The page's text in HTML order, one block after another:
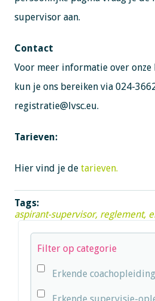
supervisor aan.
Contact
Voor meer informatie over
kun je ons bereiken via 024-
registratie@lvsc.eu.
Tarieven:
Hier vind je de tarieven.
Tags:
aspirant-supervisor reglement
Filter op categorie
Erkende